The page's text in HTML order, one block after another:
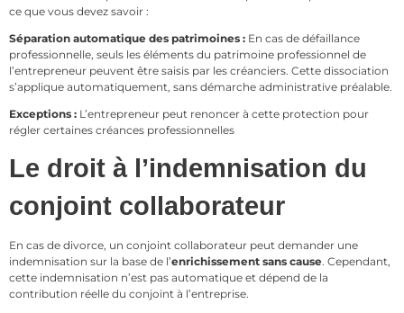
ce que vous devez savoir :
Séparation automatique des patrimoines : En cas de défaillance
professionnelle, seuls les éléments du patrimoine professionnel de
l’entrepreneur peuvent être saisis par les créanciers. Cette dissociation
s’applique automatiquement, sans démarche administrative préalable.
Exceptions : L’entrepreneur peut renoncer à cette protection pour
régler certaines créances professionnelles
Le droit à l’indemnisation du
conjoint collaborateur
En cas de divorce, un conjoint collaborateur peut demander une
indemnisation sur la base de l’enrichissement sans cause. Cependant,
cette indemnisation n’est pas automatique et dépend de la
contribution réelle du conjoint à l’entreprise.